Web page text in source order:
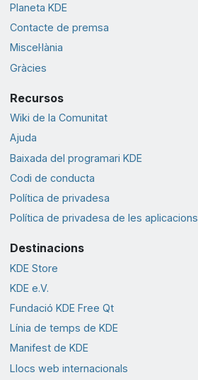
Planeta KDE
Contacte de premsa
Miscel·lània
Gràcies
Recursos
Wiki de la Comunitat
Ajuda
Baixada del programari KDE
Codi de conducta
Política de privadesa
Política de privadesa de les aplicacions
Destinacions
KDE Store
KDE e.V.
Fundació KDE Free Qt
Línia de temps de KDE
Manifest de KDE
Llocs web internacionals